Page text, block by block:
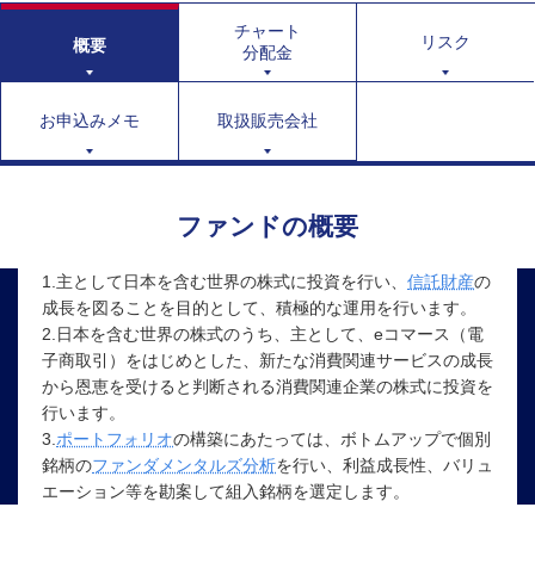
概要
チャート
分配金
リスク
お申込みメモ 取扱販売会社
ファンドの概要
1.主として日本を含む世界の株式に投資を行い、 信託財産の
成長を図ることを目的として、積極的な運用を行います。
2.日本を含む世界の株式のうち、主として、eコマース（電
子商取引）をはじめとした、新たな消費関連サービスの成長
から恩恵を受けると判断される消費関連企業の株式に投資を
行います。
3. ポートフォリオの構築にあたっては、ボトムアップで個別
銘柄のファンダメンタルズ分析を行い、利益成長性、バリュ
エーション等を勘案して組入銘柄を選定します。